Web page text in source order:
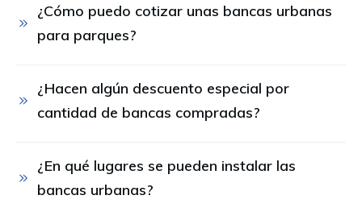
¿Cómo puedo cotizar unas bancas urbanas
para parques?
¿Hacen algún descuento especial por
cantidad de bancas compradas?
¿En qué lugares se pueden instalar las
bancas urbanas?